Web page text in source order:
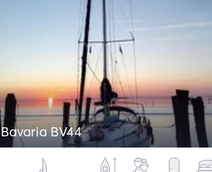
Bavaria BV44